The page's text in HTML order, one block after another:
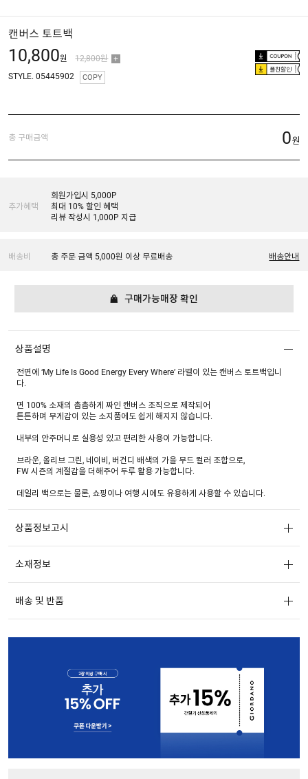
캔버스 토트백
10,800원 12,800원
플친할인
STYLE. 05445902 COPY
총 구매금액 0원
추가혜택
회원가입시 5,000P
최대 10% 할인 혜택
리뷰 작성시 1,000P 지급
배송비 총 주문 금액 5,000원 이상 무료배송 배송안내
구매가능매장 확인
상품설명
전면에 ‘My Life Is Good Energy Every Where’ 라벨이 있는 캔버스 토트백입니
다.
면 100% 소재의 촘촘하게 짜인 캔버스 조직으로 제작되어
튼튼하며 무게감이 있는 소지품에도 쉽게 해지지 않습니다.
내부의 안주머니로 실용성 있고 편리한 사용이 가능합니다.
브라운, 올리브 그린, 네이비, 버건디 배색의 가을 무드 컬러 조합으로,
FW 시즌의 계절감을 더해주어 두루 활용 가능합니다.
데일리 백으로는 물론, 쇼핑이나 여행 시에도 유용하게 사용할 수 있습니다.
상품정보고시
소재정보
배송 및 반품